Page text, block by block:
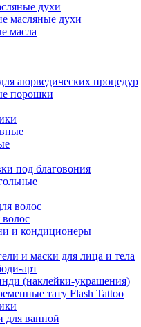
духи
масляные духи
масла
аюрведических процедур
порошки
под благовония
волос
и кондиционеры
и маски для лица и тела
арт
(наклейки-украшения)
тату Flash Tattoo
для ванной